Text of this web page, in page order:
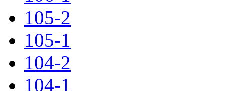
105-2
105-1
104-2
104-1